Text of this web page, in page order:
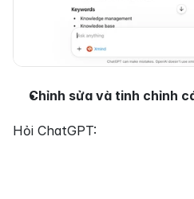
Chỉnh sửa và tinh chỉnh
Hỏi ChatGPT: